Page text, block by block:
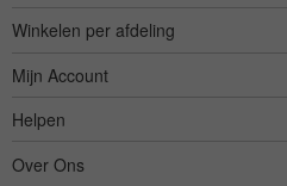
Winkelen per afdeling
Mijn Account
Helpen
Over Ons